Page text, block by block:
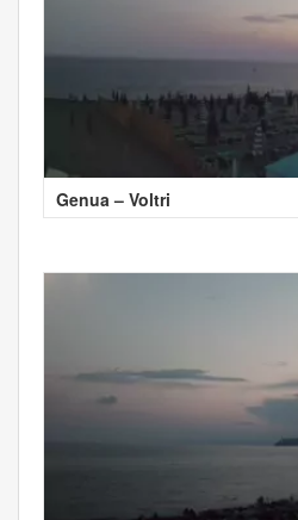
Genua – Voltri